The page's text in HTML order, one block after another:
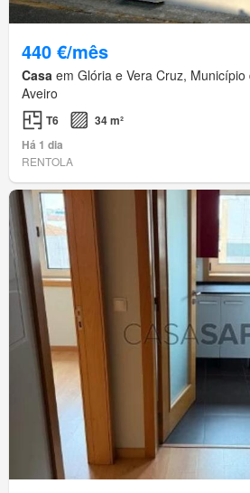
440 €/mês
Casa em Glória e Vera Cruz,
Aveiro
T6
34 m²
Há 1 dia
RENTOLA